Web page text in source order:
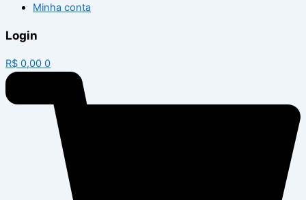
Minha conta
Login
R$ 0,00 0